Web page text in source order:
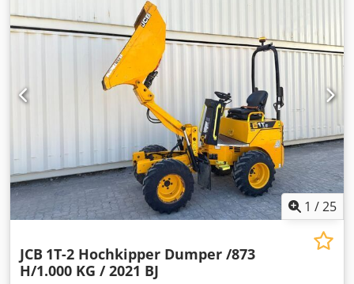
1 /25
JCB 1T-2 Hochkipper Dumper /873
H/1.000 KG / 2021 BJ